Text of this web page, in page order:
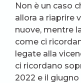
Non è un caso
allora a riaprire
nuove, mentre
come ci
legate alla
ci ricordano
2022 e il